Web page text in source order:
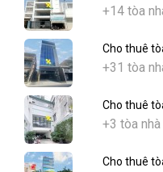
+14 tòa
Cho thuê
+31 tòa
Cho thuê
+3 tòa nhà
Cho thuê